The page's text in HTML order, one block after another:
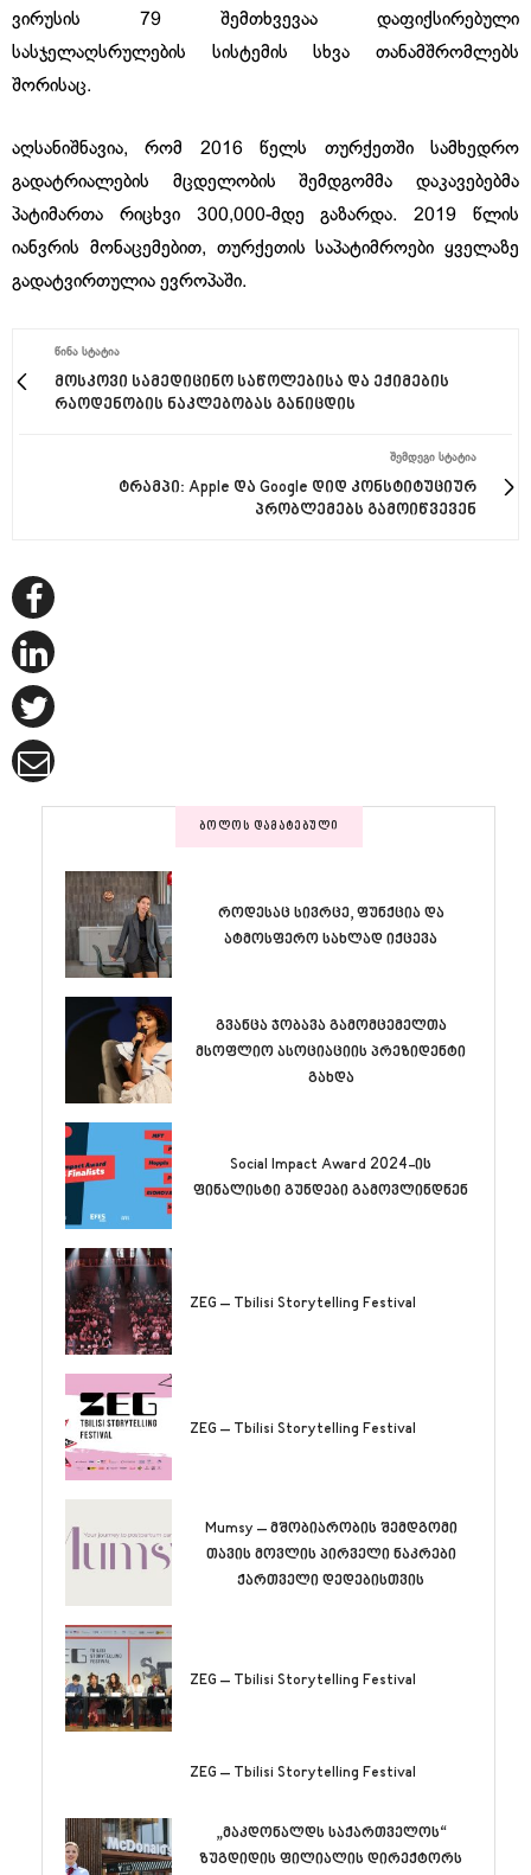
ვირუსის 79 შემთხვევაა დაფიქსირებული
სასჯელაღსრულების სისტემის სხვა თანამშრომლებს
შორისაც.
აღსანიშნავია, რომ 2016 წელს თურქეთში სამხედრო
გადატრიალების მცდელობის შემდგომმა დაკავებებმა
პატიმართა რიცხვი 300,000-მდე გაზარდა. 2019 წლის
იანვრის მონაცემებით, თურქეთის საპატიმროები ყველაზე
გადატვირთულია ევროპაში.
ᲬᲘᲜᲐ ᲡᲢᲐᲢᲘᲐ
მოსკოვი სამედიცინო საწოლებისა და ექიმების
რაოდენობის ნაკლებობას განიცდის
ᲨᲔᲛᲓᲔᲒᲘ ᲡᲢᲐᲢᲘᲐ
ტრამპი: Apple და Google დიდ კონსტიტუციურ
პრობლემებს გამოიწვევენ
ᲑᲝᲚᲝᲡ ᲓᲐᲛᲐᲢᲔᲑᲣᲚᲘ
როდესაც სივრცე, ფუნქცია და
ატმოსფერო სახლად იქცევა
გვანცა ჯობავა გამომცემელთა
მსოფლიო ასოციაციის პრეზიდენტი
გახდა
Social Impact Award 2024-ის
ფინალისტი გუნდები გამოვლინდნენ
ZEG – Tbilisi Storytelling Festival
ZEG – Tbilisi Storytelling Festival
Mumsy – მშობიარობის შემდგომი
თავის მოვლის პირველი ნაკრები
ქართველი დედებისთვის
ZEG – Tbilisi Storytelling Festival
ZEG – Tbilisi Storytelling Festival
„მაკდონალდს საქართველოს“
ზუგდიდის ფილიალის დირექტორს